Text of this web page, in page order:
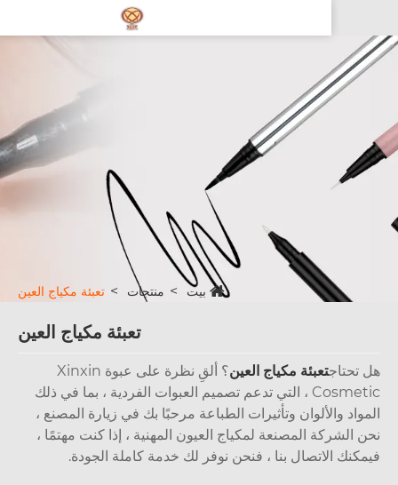
بيت منتجات تعبئة مكياج العين
تعبئة مكياج العين
تعبئة مكياج العين
؟ ألقِ نظرة على عبوة Xinxin
Cosmetic ، التي تدعم تصميم العبوات الفردية ، بما في ذلك
والألوان وتأثيرات الطباعة مرحبًا بك في زيارة المصنع ،
الشركة المصنعة لمكياج العيون المهنية ، إذا كنت مهتمًا ،
الاتصال بنا ، فنحن نوفر لك خدمة كاملة الجودة.